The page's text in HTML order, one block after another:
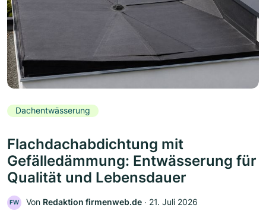
Dachentwässerung
Flachdachabdichtung mit
Gefälledämmung: Entwässerung für
Qualität und Lebensdauer
FW Von Redaktion firmenweb.de ‧ 21. Juli 2026